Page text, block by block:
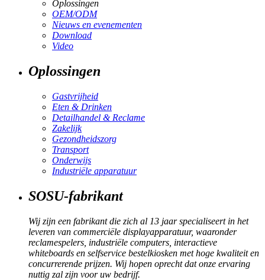
Oplossingen
OEM/ODM
Nieuws en evenementen
Download
Video
Oplossingen
Gastvrijheid
Eten & Drinken
Detailhandel & Reclame
Zakelijk
Gezondheidszorg
Transport
Onderwijs
Industriële apparatuur
SOSU-fabrikant
Wij zijn een fabrikant die zich al 13 jaar specialiseert in het
leveren van commerciële displayapparatuur, waaronder
reclamespelers, industriële computers, interactieve
whiteboards en selfservice bestelkiosken met hoge kwaliteit en
concurrerende prijzen. Wij hopen oprecht dat onze ervaring
nuttig zal zijn voor uw bedrijf.